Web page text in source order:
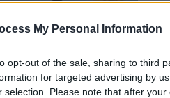
My Personal Information
opt-out of the sale, sharing to third
for targeted advertising by
selection. Please note that after